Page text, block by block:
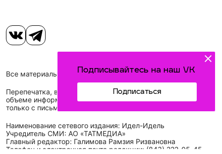
Подписывайтесь на наш VK
Подписаться
Все материалы, размещенные на сайте, защищены законом.
Перепечатка, воспроизведение и распространение в любом
объеме информации, размещенной на сайте, возможна
только с письменного согласия редакций СМИ.
Наименование сетевого издания: Идел-Идель
Учредитель СМИ: АО «ТАТМЕДИА»
Главный редактор: Галимова Рамзия Ризвановна
Телефон и электронная почта редакции: (843) 222-05-45,